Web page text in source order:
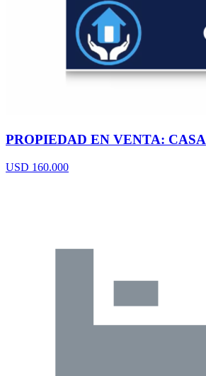
PROPIEDAD EN VENTA: CASA
USD 160.000